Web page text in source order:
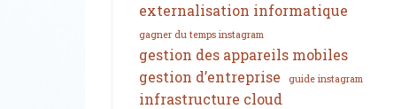
externalisation informatique
gagner du temps instagram
gestion des appareils mobiles
gestion d’entreprise
guide instagram
infrastructure cloud